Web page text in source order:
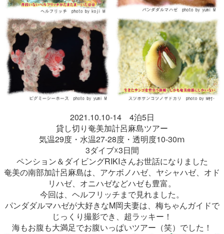
2021.10.10-14 4泊5日
貸し切り奄美加計呂麻島ツアー
気温29度・水温27-28度・透明度10-30ⅿ
3ダイブ☓3日間
ペンション＆ダイビングRIKIさんお世話になりました
奄美の南部加計呂麻島は、アケボノハゼ、ヤシャハゼ、オド
リハゼ、オニハゼなどハゼも豊富。
今回は、ヘルフリッチまで見れました。
パンダダルマハゼが大好きなM岡夫妻は、梅ちゃんガイドで
じっくり撮影でき、超ラッキー！
海もお腹も大満足でお腹いっぱいツアー（笑）でした！